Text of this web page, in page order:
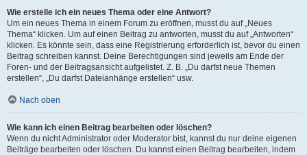
Wie erstelle ich ein neues Thema oder eine Antwort?
Um ein neues Thema in einem Forum zu eröffnen, musst du auf „Neues
Thema“ klicken. Um auf einen Beitrag zu antworten, musst du auf „Antworten“
klicken. Es könnte sein, dass eine Registrierung erforderlich ist, bevor du einen
Beitrag schreiben kannst. Deine Berechtigungen sind jeweils am Ende der
Foren- und der Beitragsansicht aufgelistet. Z. B. „Du darfst neue Themen
erstellen“, „Du darfst Dateianhänge erstellen“ usw.
Nach oben
Wie kann ich einen Beitrag bearbeiten oder löschen?
Wenn du nicht Administrator oder Moderator bist, kannst du nur deine eigenen
Beiträge bearbeiten oder löschen. Du kannst einen Beitrag bearbeiten, indem